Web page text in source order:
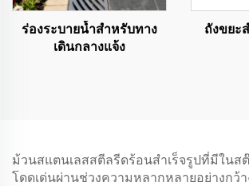
ร่องระบายน้ำสำหรับทาง
เดินกลางแจ้ง
ถังขยะ
ม้วนสแตนเลสสตีลรีดร้อนสำเร็จรูปที่มีใน
โดดเด่นผ่านช่วงความหลากหลายอย่างกว้